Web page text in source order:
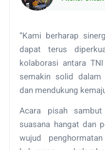
“Kami berharap
dapat terus
kolaborasi antara
semakin solid dalam
dan mendukung
Acara pisah
suasana hangat dan
wujud